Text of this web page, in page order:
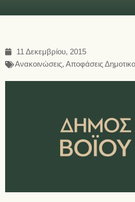
11 Δεκεμβρίου, 2015
Ανακοινώσεις,Αποφάσεις